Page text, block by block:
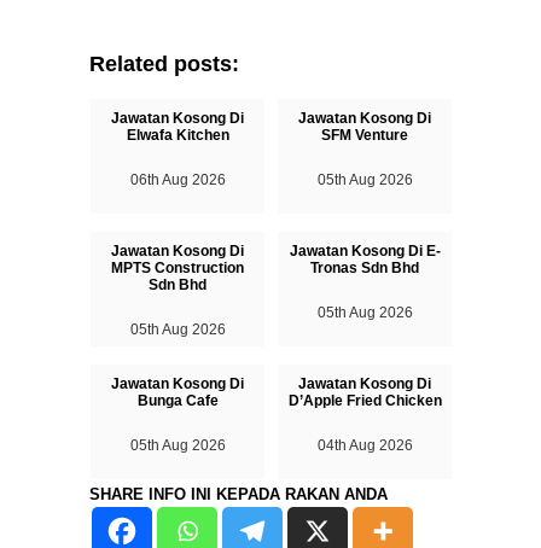
Related posts:
Jawatan Kosong Di
Elwafa Kitchen
06th Aug 2026
Jawatan Kosong Di
SFM Venture
05th Aug 2026
Jawatan Kosong Di
MPTS Construction
Sdn Bhd
05th Aug 2026
Jawatan Kosong Di E-
Tronas Sdn Bhd
05th Aug 2026
Jawatan Kosong Di
Bunga Cafe
05th Aug 2026
Jawatan Kosong Di
D’Apple Fried Chicken
04th Aug 2026
SHARE INFO INI KEPADA RAKAN ANDA